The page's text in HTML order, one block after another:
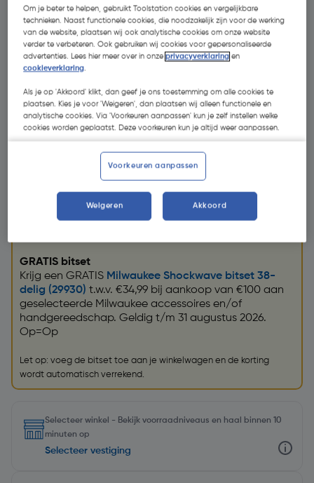
€ 4,24| Excl. btw € 3,50
Kies productvariant(19)
GRATIS bitset
Krijg een GRATIS Milwaukee Shockwave bitset 38-
delig (29930) t.w.v. €34,99 bij aankoop van €100 aan
geselecteerde Milwaukee accessoires en/of
handgereedschap. Geldig t/m 31 augustus 2026.
Op=Op
Let op: voeg de bitset toe aan je winkelwagen en de korting
wordt automatisch verrekend.
Selecteer winkel - Bekijk voorraadniveaus en haal binnen 10
minuten op
Selecteer vestiging
Om je beter te helpen, gebruikt Toolstation cookies en vergelijkbare
technieken. Naast functionele cookies, die noodzakelijk zijn voor de werking
van de website, plaatsen wij ook analytische cookies om onze website
verder te verbeteren. Ook gebruiken wij cookies voor gepersonaliseerde
advertenties. Lees hier meer over in onzeprivacyverklaring en
cookieverklaring.
Als je op 'Akkoord' klikt, dan geef je ons toestemming om alle cookies te
plaatsen. Kies je voor 'Weigeren', dan plaatsen wij alleen functionele en
analytische cookies. Via 'Voorkeuren aanpassen' kun je zelf instellen welke
cookies worden geplaatst. Deze voorkeuren kun je altijd weer aanpassen.
Voorkeuren aanpassen
Weigeren Akkoord